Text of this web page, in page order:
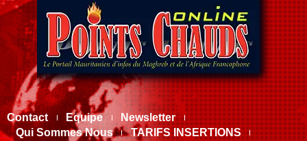
Contact Equipe
Newsletter
Qui Sommes Nous
TARIFS INSERTIONS